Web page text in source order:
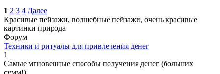
1 2 3 4 Далее
Красивые пейзажи, волшебные пейзажи, очень красивые
картинки природа
Форум
Техники и ритуалы для привлечения денег
1
Самые мгновенные способы получения денег (больших
сумм!)